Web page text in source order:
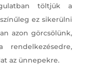
töltjük a
ez sikerülni
azon görcsölünk,
az ünnepekre.